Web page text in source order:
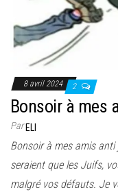
8 avril 2024 2
Bonsoir à mes
ParELI
Bonsoir à mes amis anti
seraient que les Juifs,
malgré vos défauts. Je